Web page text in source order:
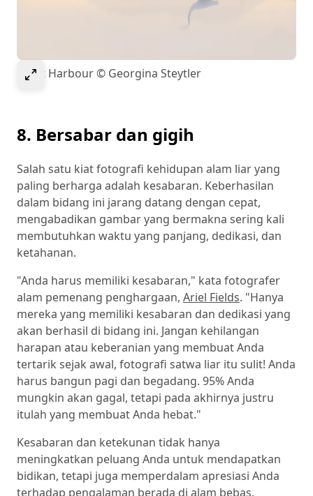
Select to expand image
Egret Harbour © Georgina Steytler
8. Bersabar dan gigih
Salah satu kiat fotografi kehidupan alam liar yang
paling berharga adalah kesabaran. Keberhasilan
dalam bidang ini jarang datang dengan cepat,
mengabadikan gambar yang bermakna sering kali
membutuhkan waktu yang panjang, dedikasi, dan
ketahanan.
"Anda harus memiliki kesabaran," kata fotografer
alam pemenang penghargaan, Ariel Fields. "Hanya
mereka yang memiliki kesabaran dan dedikasi yang
akan berhasil di bidang ini. Jangan kehilangan
harapan atau keberanian yang membuat Anda
tertarik sejak awal, fotografi satwa liar itu sulit! Anda
harus bangun pagi dan begadang. 95% Anda
mungkin akan gagal, tetapi pada akhirnya justru
itulah yang membuat Anda hebat."
Kesabaran dan ketekunan tidak hanya
meningkatkan peluang Anda untuk mendapatkan
bidikan, tetapi juga memperdalam apresiasi Anda
terhadap pengalaman berada di alam bebas.